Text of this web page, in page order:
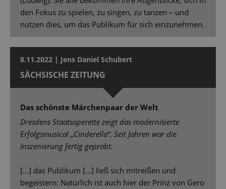
den Fokus zu spielen, zu singen, zu tanzen – und
nutzen dies, um das Publikum für sich einzunehmen.
8.11.2022 | Jens Daniel Schubert
SÄCHSISCHE ZEITUNG
Das schönste Märchenpaar der Welt
Dresdens Staatsoperette zeigt das modernisierte
Erfolgsmusical „Cinderella“. Seit Jahren war die
Inszenierung fertig geprobt.
[…] das Publikum […] ließ sich mitreißen und
begeistern: Natürlich ist auch hier der Prinz von Gero